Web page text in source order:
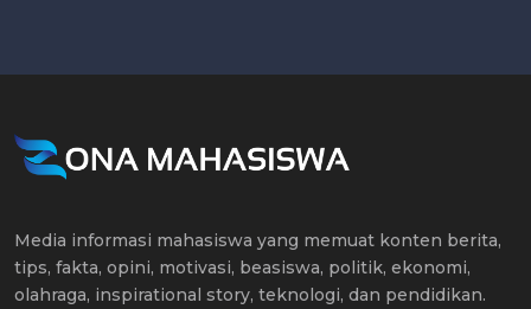
Media informasi mahasiswa yang memuat konten berita,
tips, fakta, opini, motivasi, beasiswa, politik, ekonomi,
olahraga, inspirational story, teknologi, dan pendidikan.